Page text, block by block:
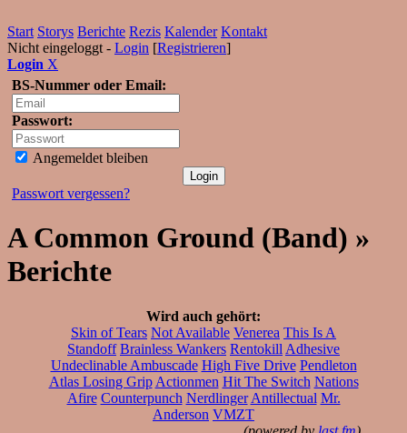
Start Storys Berichte Rezis Kalender Kontakt
Nicht eingeloggt - Login [Registrieren]
Login X
BS-Nummer oder Email:
Passwort:
Angemeldet bleiben
Passwort vergessen?
A Common Ground (Band) »
Berichte
Wird auch gehört:
Skin of Tears Not Available Venerea This Is A
Standoff Brainless Wankers Rentokill Adhesive
Undeclinable Ambuscade High Five Drive Pendleton
Atlas Losing Grip Actionmen Hit The Switch Nations
Afire Counterpunch Nerdlinger Antillectual Mr.
Anderson VMZT